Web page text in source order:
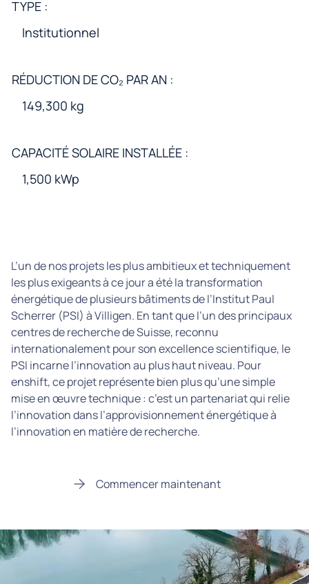
TYPE :
Institutionnel
RÉDUCTION DE CO₂ PAR AN :
149,300 kg
CAPACITÉ SOLAIRE INSTALLÉE :
1,500 kWp
L’un de nos projets les plus ambitieux et techniquement
les plus exigeants à ce jour a été la transformation
énergétique de plusieurs bâtiments de l’Institut Paul
Scherrer (PSI) à Villigen. En tant que l’un des principaux
centres de recherche de Suisse, reconnu
internationalement pour son excellence scientifique, le
PSI incarne l’innovation au plus haut niveau. Pour
enshift, ce projet représente bien plus qu’une simple
mise en œuvre technique : c’est un partenariat qui relie
l’innovation dans l’approvisionnement énergétique à
l’innovation en matière de recherche.
Commencer maintenant